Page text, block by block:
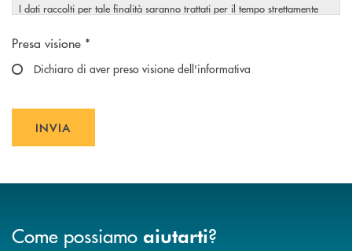
I dati raccolti per tale finalità saranno trattati per il tempo strettamente
visionare l’informativa completa sul trattamento dei Suoi dati
Scegliere un'opzione
Presa visione *
Dichiaro di aver preso visione dell'informativa
INVIA
Come possiamo aiutarti?